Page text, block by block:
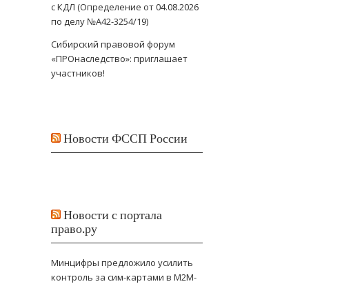
с КДЛ (Определение от 04.08.2026
по делу №А42-3254/19)
Сибирский правовой форум
«ПРОнаследство»: приглашает
участников!
Новости ФССП России
Новости с портала
право.ру
Минцифры предложило усилить
контроль за сим-картами в M2M-